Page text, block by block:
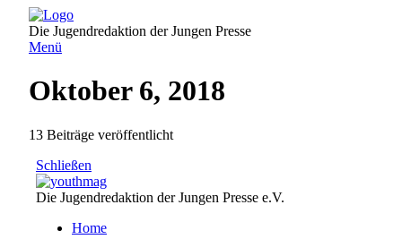
Direkt
zum
Inhalt
Die Jugendredaktion der Jungen Presse
Menü
Oktober 6, 2018
13 Beiträge veröffentlicht
Schließen
Die Jugendredaktion der Jungen Presse e.V.
Home